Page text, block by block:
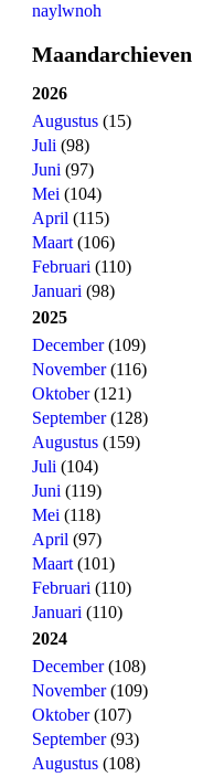
naylwnoh
Maandarchieven
2026
Augustus (15)
Juli (98)
Juni (97)
Mei (104)
April (115)
Maart (106)
Februari (110)
Januari (98)
2025
December(109)
November(116)
Oktober(121)
September(128)
Augustus (159)
Juli (104)
Juni (119)
Mei (118)
April (97)
Maart (101)
Februari (110)
Januari (110)
2024
December(108)
November(109)
Oktober(107)
September(93)
Augustus (108)